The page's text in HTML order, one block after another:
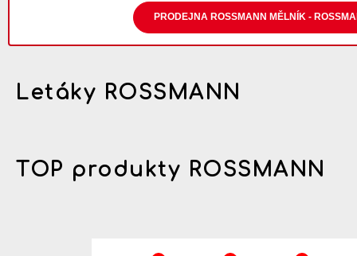
PRODEJNA ROSSMANN MĚLNÍK -
Letáky ROSSMANN
TOP produkty ROSSMANN